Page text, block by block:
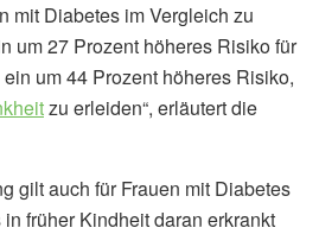
mit Diabetes im Vergleich zu
um 27 Prozent höheres Risiko für
ein um 44 Prozent höheres Risiko,
zu erleiden“, erläutert die
gilt auch für Frauen mit Diabetes
früher Kindheit daran erkrankt